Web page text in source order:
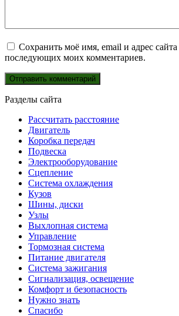
Сохранить моё имя, email и адрес сайта
последующих моих комментариев.
Разделы сайта
Рассчитать расстояние
Двигатель
Коробка передач
Подвеска
Электрооборудование
Сцепление
Система охлаждения
Кузов
Шины, диски
Узлы
Выхлопная система
Управление
Тормозная система
Питание двигателя
Система зажигания
Сигнализация, освещение
Комфорт и безопасность
Нужно знать
Спасибо